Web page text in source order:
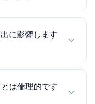
質を維持しながら
す。ほとんどの
500文字で十分で
に影響します
どの検出ツール
なく、表示され
ズムのパターン —
は倫理的です